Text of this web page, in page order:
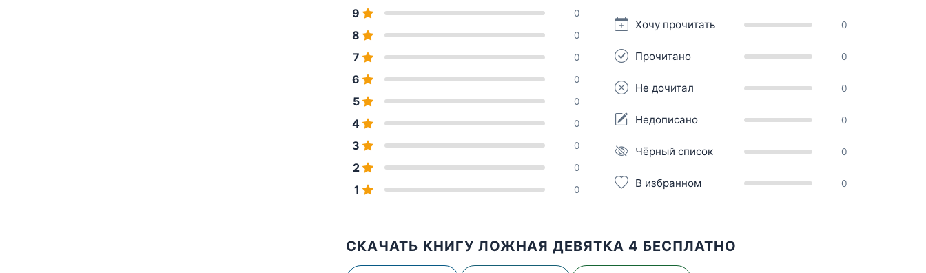
9 0
8 0
7 0
6 0
5 0
4 0
3 0
2 0
1 0
Хочу прочитать 0
Прочитано 0
Не дочитал 0
Недописано 0
Чёрный список 0
В избранном 0
СКАЧАТЬ КНИГУ ЛОЖНАЯ ДЕВЯТКА 4 БЕСПЛАТНО